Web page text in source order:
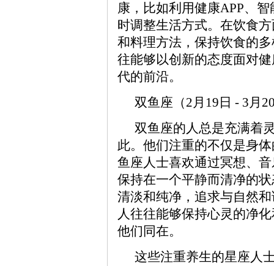
康，比如利用健康APP、
时调整生活方式。在饮食
和料理方法，保持饮食的
往能够以创新的态度面对
代的前沿。
双鱼座（2月19日 - 3月
双鱼座的人总是充满着
此。他们注重的不仅是身
鱼座人士喜欢通过冥想、
保持在一个平静而清净的
清淡和纯净，追求与自然
人往往能够保持心灵的净
他们同在。
这些注重养生的星座人